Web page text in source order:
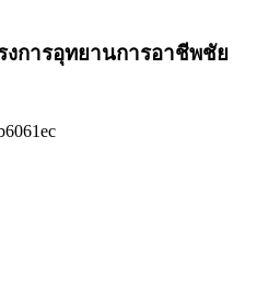
งการอุทยานการอาชีพชัย